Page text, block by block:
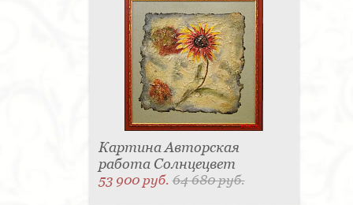
Картина Авторская
работа Солнцецвет
53 900 руб.64 680 руб.